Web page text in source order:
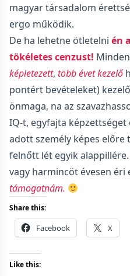
magyar társadalom
ergo működik.
De ha lehetne ötletelni én
tökéletes cenzust!
képletezett, több évet kezelő
pontért bevételeket)
önmaga, na az
IQ-t, egyfajta
adott személy képes előre
felnőtt lét egyik
vagy harmincöt évesen éri
támogatnám.
Share this:
Facebook X
Like this: